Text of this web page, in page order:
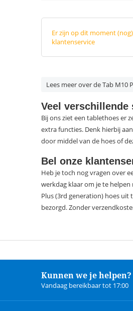
Er zijn op dit moment
klantenservice
Lees meer over de Tab M10
Veel verschillende
Bij ons ziet een tablethoes er
extra functies. Denk hierbij
door middel van de hoes of
Bel onze
Heb je toch nog vragen over
werkdag klaar om je te helpen
Plus (3rd generation) hoes uit
bezorgd. Zonder
Kunnen we je helpen?
Vandaag bereikbaar tot 17:00